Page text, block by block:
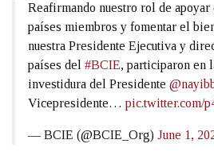
Reafirmando nuestro rol de
países miembros y fomentar el
nuestra Presidente Ejecutiva y
países del #BCIE, participaron en
investidura del Presidente
Vicepresidente… pic.twitter.com/
— BCIE (@BCIE_Org) June 1,